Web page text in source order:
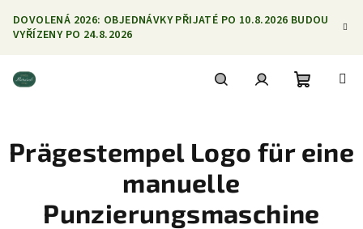
obsah
DOVOLENÁ 2026: OBJEDNÁVKY PŘIJATÉ PO 10.8.2026 BUDOU
VYŘÍZENY PO 24.8.2026
košík
Prägestempel Logo für eine
manuelle
Punzierungsmaschine